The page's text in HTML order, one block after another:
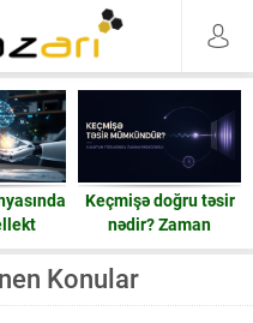
Keçmişə doğru təsir
nədir? Zaman
həqiqətən geri işləyə
bilərmi?
Konular